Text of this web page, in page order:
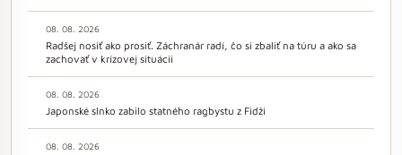
08. 08. 2026
Radšej nosiť ako prosiť. Záchranár radí, čo si zbaliť na túru a ako sa
zachovať v krízovej situácii
08. 08. 2026
Japonské slnko zabilo statného ragbystu z Fidži
08. 08. 2026